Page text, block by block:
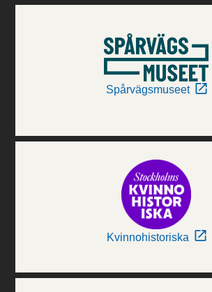
Spårvägsmuseet
Kvinnohistoriska